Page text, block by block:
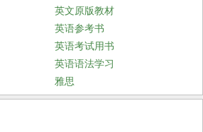
英文原版教材
英语参考书
英语考试用书
英语语法学习
雅思